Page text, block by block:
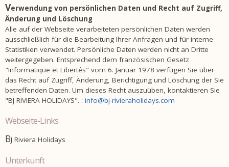
Verwendung von persönlichen Daten und Recht auf Zugriff,
Änderung und Löschung
Alle auf der Webseite verarbeiteten persönlichen Daten werden
ausschließlich für die Bearbeitung Ihrer Anfragen und für interne
Statistiken verwendet. Persönliche Daten werden nicht an Dritte
weitergegeben. Entsprechend dem französischen Gesetz
"Informatique et Libertés" vom 6. Januar 1978 verfügen Sie über
das Recht auf Zugriff, Änderung, Berichtigung und Löschung der Sie
betreffenden Daten. Um dieses Recht auszuüben, kontaktieren Sie
"BJ RIVIERA HOLIDAYS". : info@bj-rivieraholidays.com
Webseite-Links
BJ Riviera Holidays
Unterkunft